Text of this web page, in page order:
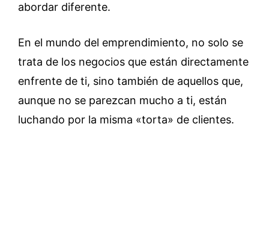
abordar diferente.
En el mundo del emprendimiento, no solo se
trata de los negocios que están directamente
enfrente de ti, sino también de aquellos que,
aunque no se parezcan mucho a ti, están
luchando por la misma «torta» de clientes.